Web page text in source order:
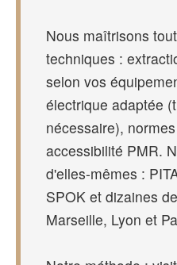
Nous maîtrisons
techniques :
selon vos
électrique adaptée
nécessaire),
accessibilité PMR.
d'elles-mêmes :
SPOK et dizaines
Marseille, Lyon et